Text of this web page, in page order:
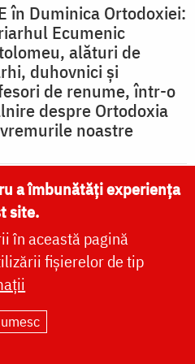
în Duminica Ortodoxiei:
Ecumenic
alături de
duhovnici și
de renume, într-o
despre Ortodoxia
noastre
„I le-am zis
Dom­nului, trebuie să
acum”
a îmbunătăți experiența
site.
în această pagină
fișierelor de tip